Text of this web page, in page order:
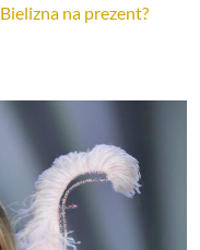
Bielizna na prezent?